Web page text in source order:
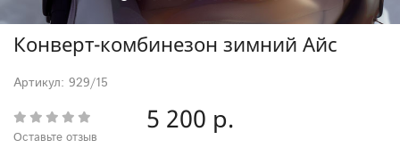
Конверт-комбинезон зимний Айс
Артикул: 929/15
Оставьте отзыв
5 200 р.